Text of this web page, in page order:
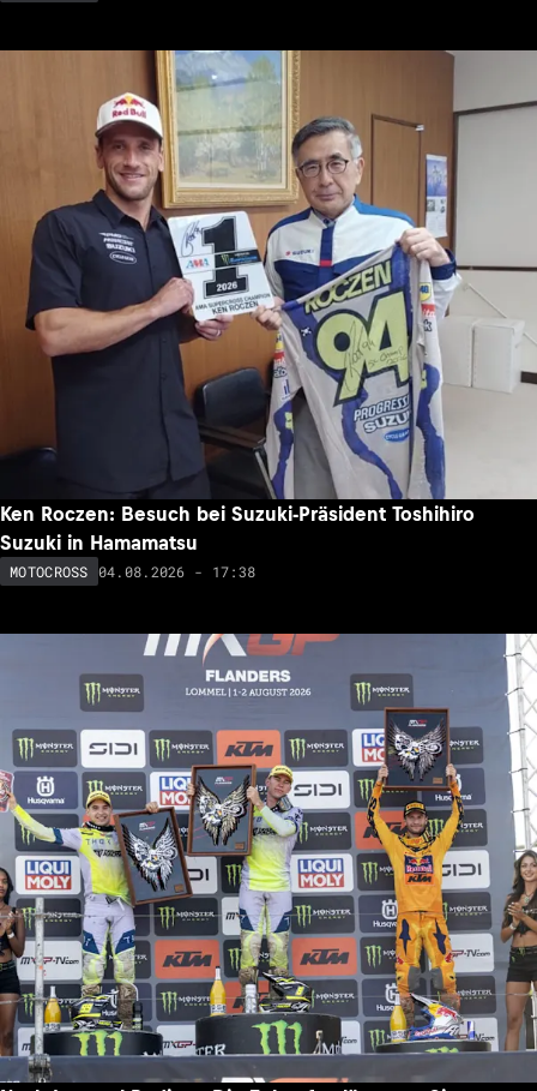
Ken Roczen: Besuch bei Suzuki-Präsident Toshihiro
Suzuki in Hamamatsu
MOTOCROSS 04.08.2026 - 17:38